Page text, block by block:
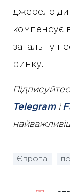
джерело
компенсує
загальну
ринку.
Telegramі
Європа